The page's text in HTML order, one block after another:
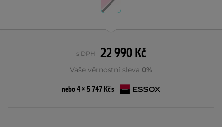
22 990 Kč
s DPH
Vaše věrnostní sleva 0%
nebo 4 × 5 747 Kč s